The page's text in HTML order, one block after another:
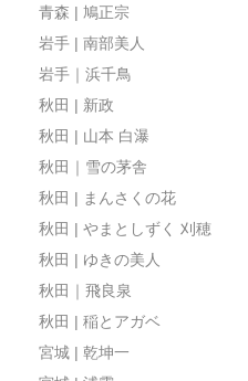
青森 | 鳩正宗
岩手 | 南部美人
岩手｜浜千鳥
秋田 | 新政
秋田 | 山本 白瀑
秋田｜雪の茅舎
秋田 | まんさくの花
秋田 | やまとしずく 刈穂
秋田 | ゆきの美人
秋田｜飛良泉
秋田 | 稲とアガベ
宮城 | 乾坤一